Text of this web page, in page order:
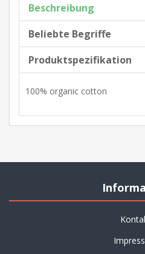
Beschreibung
Beliebte Begriffe
Produktspezifikation
100% organic cotton